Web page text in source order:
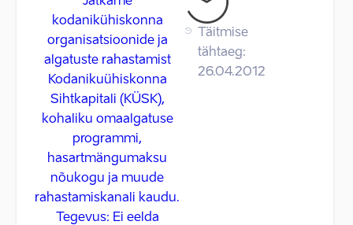
kodanikühiskonna
organisatsioonide ja
algatuste rahastamist
Kodanikuühiskonna
Sihtkapitali (KÜSK),
kohaliku omaalgatuse
programmi,
hasartmängumaksu
nõukogu ja muude
rahastamiskanali kaudu.
Tegevus: Ei eelda
Täitmise
tähtaeg:
26.04.2012